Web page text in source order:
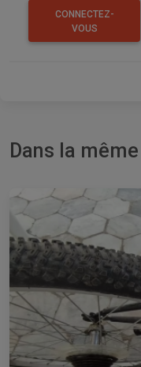
CONNECTEZ-
VOUS
Dans la